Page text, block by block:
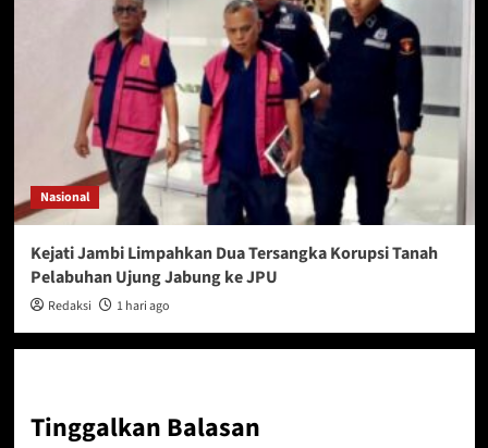
Nasional
Kejati Jambi Limpahkan Dua Tersangka Korupsi Tanah
Pelabuhan Ujung Jabung ke JPU
Redaksi 1 hari ago
Tinggalkan Balasan